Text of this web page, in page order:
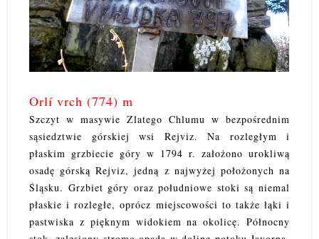
Orlí vrch (774) m
Szczyt w masywie Zlatego Chlumu w bezpośrednim
sąsiedztwie górskiej wsi Rejviz. Na rozległym i
płaskim grzbiecie góry w 1794 r. założono urokliwą
osadę górską Rejviz, jedną z najwyżej położonych na
Śląsku. Grzbiet góry oraz południowe stoki są niemal
płaskie i rozległe, oprócz miejscowości to także łąki i
pastwiska z pięknym widokiem na okolicę. Północny